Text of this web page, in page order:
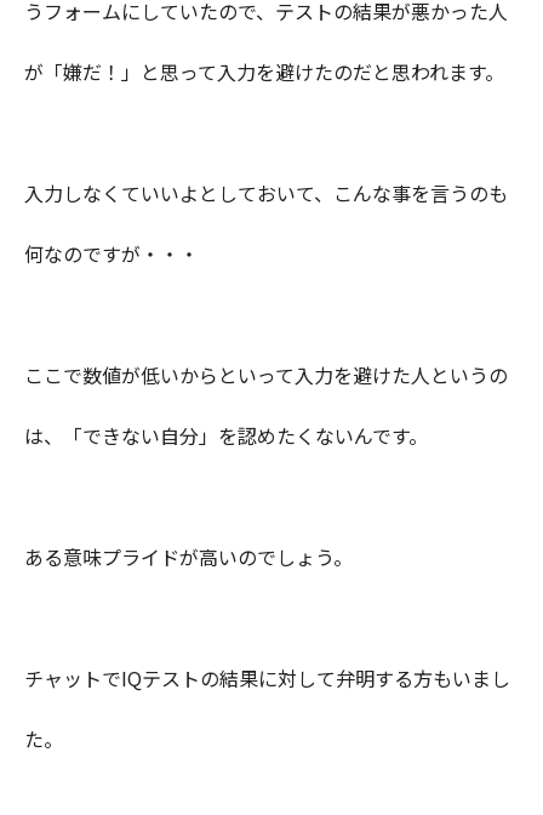
うフォームにしていたので、テストの結果が悪かった人
が「嫌だ！」と思って入力を避けたのだと思われます。
入力しなくていいよとしておいて、こんな事を言うのも
何なのですが・・・
ここで数値が低いからといって入力を避けた人というの
は、「できない自分」を認めたくないんです。
ある意味プライドが高いのでしょう。
チャットでIQテストの結果に対して弁明する方もいまし
た。